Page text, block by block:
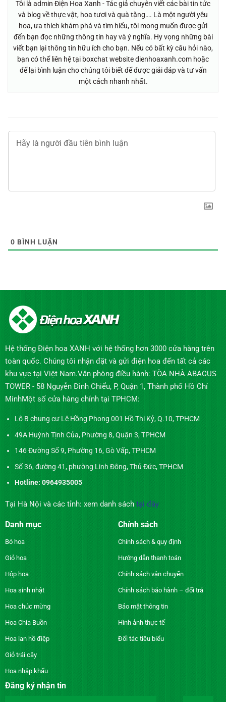
Tôi là admin Điện Hoa Xanh - Tác giả chuyên viết các bài tin tức
và blog về thực vật, hoa tươi và quà tặng…. Là một người yêu
hoa, ưa thích khám phá và tìm hiểu, tôi mong muốn được gửi
đến bạn đọc những thông tin hay và ý nghĩa. Hy vọng những bài
viết bạn lại thông tin hữu ích cho bạn. Nếu có bất kỳ câu hỏi nào,
bạn có thể liên hệ tại boxchat website dienhoaxanh.com hoặc
để lại bình luận cho chúng tôi biết để được giải đáp và tư vấn
một cách nhanh nhất.
0 BÌNH LUẬN
Hệ thống Điện hoa XANH với hệ thống hơn 3000 cửa hàng trên
toàn quốc. Chúng tôi nhận đặt và gửi điện hoa đến tất cả các
khu vực tại Việt Nam.Văn phòng điều hành: TÒA NHÀ ABACUS
TOWER - 58 Nguyễn Đình Chiểu, P, Quận 1, Thành phố Hồ Chí
MinhMột số cửa hàng chính tại TPHCM:
Lô B chung cư Lê Hồng Phong 001 Hồ Thị Kỷ, Q.10, TPHCM
49A Huỳnh Tịnh Của, Phường 8, Quận 3, TPHCM
146 Đường Số 9, Phường 16, Gò Vấp, TPHCM
Số 36, đường 41, phường Linh Đông, Thủ Đức, TPHCM
Hotline: 0964935005
Tại Hà Nội và các tỉnh: xem danh sách tại đây
Danh mục
Bó hoa
Giỏ hoa
Hộp hoa
Hoa sinh nhật
Hoa chúc mừng
Hoa Chia Buồn
Hoa lan hồ điệp
Giỏ trái cây
Hoa nhập khẩu
Chính sách
Chính sách & quy định
Hướng dẫn thanh toán
Chính sách vận chuyển
Chính sách bảo hành – đổi trả
Bảo mật thông tin
Hình ảnh thực tế
Đối tác tiêu biểu
Đăng ký nhận tin